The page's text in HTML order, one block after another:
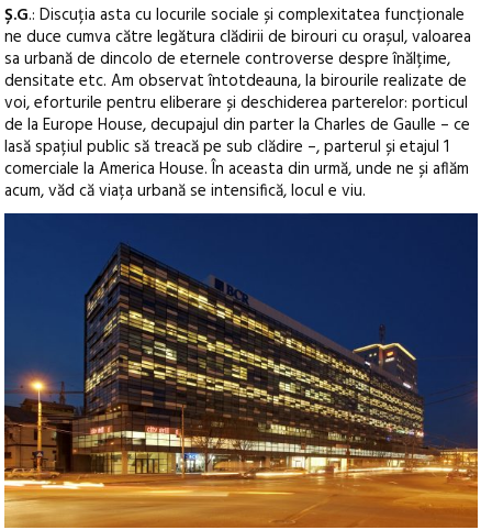
Ș.G.: Discuția asta cu locurile sociale și complexitatea funcționale
ne duce cumva către legătura clădirii de birouri cu orașul, valoarea
sa urbană de dincolo de eternele controverse despre înălțime,
densitate etc. Am observat întotdeauna, la birourile realizate de
voi, eforturile pentru eliberare și deschiderea parterelor: porticul
de la Europe House, decupajul din parter la Charles de Gaulle – ce
lasă spațiul public să treacă pe sub clădire –, parterul și etajul 1
comerciale la America House. În aceasta din urmă, unde ne și aflăm
acum, văd că viața urbană se intensifică, locul e viu.